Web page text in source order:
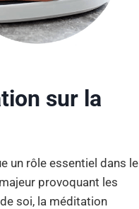
sur la
un rôle essentiel dans le
provoquant les
soi, la méditation